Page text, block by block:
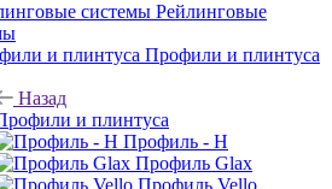
Рейлинговые
Профили и плинтуса
Назад
и плинтуса
Профиль - H
Профиль Glax
Профиль Vello